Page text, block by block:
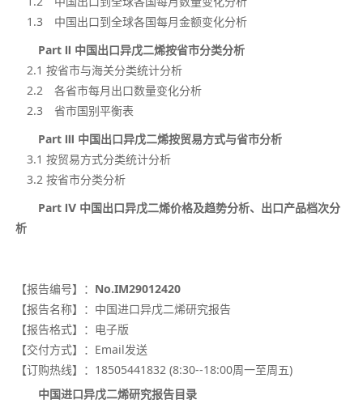
1.3 中国出口到全球各国每月金额变化分析
Part Ⅱ 中国出口异戊二烯按省市分类分析
2.1 按省市与海关分类统计分析
2.2 各省市每月出口数量变化分析
2.3 省市国别平衡表
Part Ⅲ 中国出口异戊二烯按贸易方式与省市分析
3.1 按贸易方式分类统计分析
3.2 按省市分类分析
Part Ⅳ 中国出口异戊二烯价格及趋势分析、出口产品档次分
析
【报告编号】： No.IM29012420
【报告名称】： 中国进口异戊二烯研究报告
【报告格式】： 电子版
【交付方式】： Email发送
【订购热线】： 18505441832 (8:30--18:00周一至周五)
中国进口异戊二烯研究报告目录